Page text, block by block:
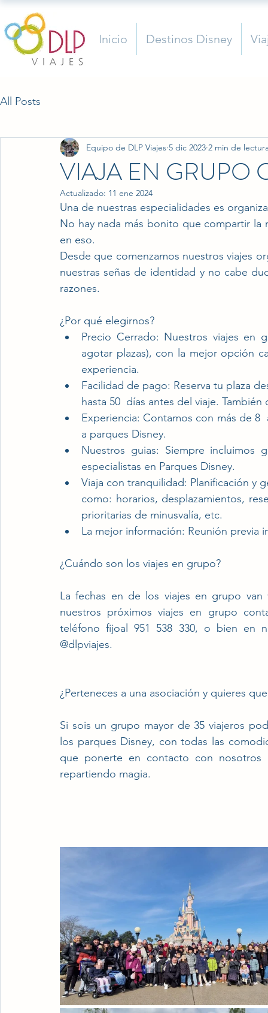
Inicio Destinos Disney
All Posts
VIAJA EN GRUPO
Equipo de DLP Viajes 5 dic 2023 2 min de
Actualizado: 11 ene 2024
Una de nuestras especialidades es
No hay nada más bonito que compartir
en eso.
Desde que comenzamos nuestros viajes
nuestras señas de identidad y no cabe
razones.
¿Por qué elegirnos?
Precio Cerrado: Nuestros viajes en
agotar plazas), con la mejor opción
experiencia.
Facilidad de pago: Reserva tu plaza
hasta 50  días antes del viaje.
Experiencia: Contamos con más de 8
a parques Disney.
Nuestros guias: Siempre incluimos
especialistas en Parques Disney.
Viaja con tranquilidad: Planificación y
como: horarios, desplazamientos,
prioritarias de minusvalía, etc.
La mejor información: Reunión previa
¿Cuándo son los viajes en grupo?
La fechas en de los viajes en grupo
nuestros próximos viajes en grupo
teléfono fijoal 951 538 330, o bien en
@dlpviajes.
¿Perteneces a una asociación y quieres
Si sois un grupo mayor de 35 viajeros
los parques Disney, con todas las
que ponerte en contacto con nosotros
repartiendo magia.